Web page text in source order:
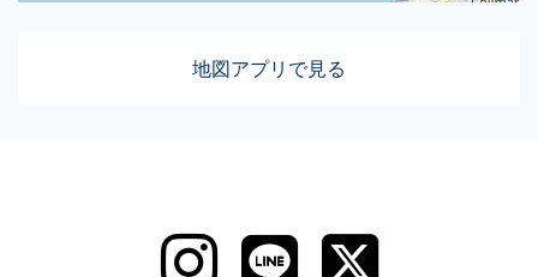
地図アプリで見る